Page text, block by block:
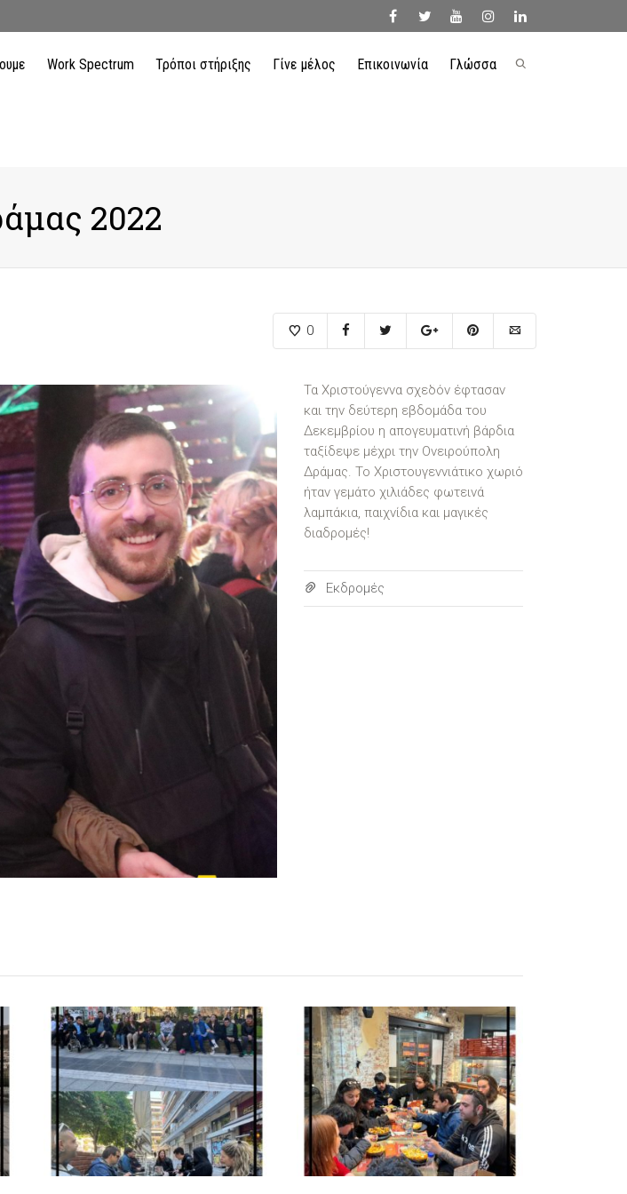
Work Spectrum Τρόποι στήριξης Γίνε μέλος Επικοινωνία Γλώσσα
2022
0
Τα Χριστούγεννα σχεδόν έφτασαν
και την δεύτερη εβδομάδα του
Δεκεμβρίου η απογευματινή βάρδια
ταξίδεψε μέχρι την Ονειρούπολη
Δράμας. Το Χριστουγεννιάτικο χωριό
ήταν γεμάτο χιλιάδες φωτεινά
λαμπάκια, παιχνίδια και μαγικές
διαδρομές!
Εκδρομές